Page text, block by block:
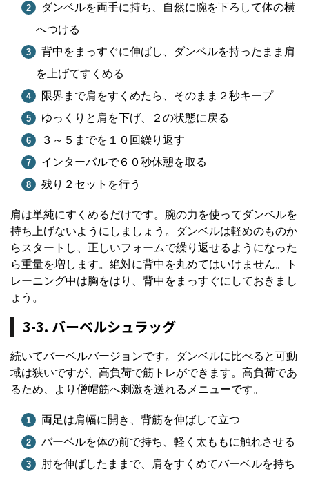
ダンベルを両手に持ち、自然に腕を下ろして体の横
へつける
背中をまっすぐに伸ばし、ダンベルを持ったまま肩
を上げてすくめる
限界まで肩をすくめたら、そのまま２秒キープ
ゆっくりと肩を下げ、２の状態に戻る
３～５までを１０回繰り返す
インターバルで６０秒休憩を取る
残り２セットを行う
肩は単純にすくめるだけです。腕の力を使ってダンベルを
持ち上げないようにしましょう。ダンベルは軽めのものか
らスタートし、正しいフォームで繰り返せるようになった
ら重量を増します。絶対に背中を丸めてはいけません。ト
レーニング中は胸をはり、背中をまっすぐにしておきまし
ょう。
3-3. バーベルシュラッグ
続いてバーベルバージョンです。ダンベルに比べると可動
域は狭いですが、高負荷で筋トレができます。高負荷であ
るため、より僧帽筋へ刺激を送れるメニューです。
両足は肩幅に開き、背筋を伸ばして立つ
バーベルを体の前で持ち、軽く太ももに触れさせる
肘を伸ばしたままで、肩をすくめてバーベルを持ち